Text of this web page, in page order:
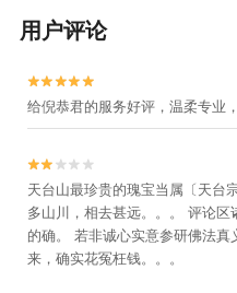
市锦屏公园+临海市桃渚龙湾
渚+临海大火山+临海东湖+温
+台州黄土岭大峡谷+台州马
家杨梅+仙居杨梅+台州温岭
潜艇观光基地+黄岩梦幻部落
+温岭洞下沙滩+仙居百花谷+
+台州太阳城梦幻灯光节+椒
用户评论


给倪恭君的服务好评，温柔专业


天台山最珍贵的瑰宝当属〔天台
多山川，相去甚远。。。 评论区
的确。 若非诚心实意参研佛法
来，确实花冤枉钱。。。